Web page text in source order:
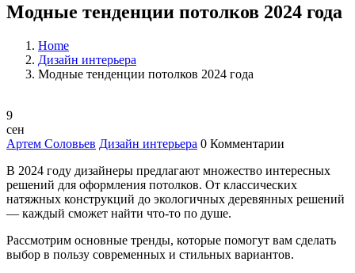
Модные тенденции потолков 2024 года
Home
Дизайн интерьера
Модные тенденции потолков 2024 года
9
сен
Артем Соловьев Дизайн интерьера 0 Комментарии
В 2024 году дизайнеры предлагают множество интересных
решений для оформления потолков. От классических
натяжных конструкций до экологичных деревянных решений
— каждый сможет найти что-то по душе.
Рассмотрим основные тренды, которые помогут вам сделать
выбор в пользу современных и стильных вариантов.